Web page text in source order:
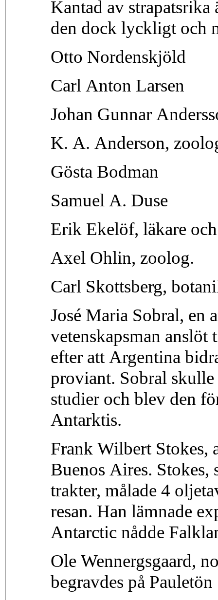
Kantad av
den dock lyckligt och
Otto Nordenskjöld
Carl Anton Larsen
Johan Gunnar
K. A. Anderson,
Gösta Bodman
Samuel A. Duse
Erik Ekelöf, läkare
Axel Ohlin, zoolog.
Carl Skottsberg,
José Maria Sobral, en
vetenskapsman
efter att Argentina
proviant. Sobral
studier och blev den
Antarktis.
Frank Wilbert Stokes,
Buenos Aires. Stokes,
trakter, målade 4
resan. Han lämnade
Antarctic nådde
Ole Wennergsgaard,
begravdes på Pauletön